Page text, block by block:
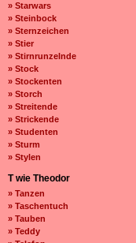
» Starwars
» Steinbock
» Sternzeichen
» Stier
» Stirnrunzelnde
» Stock
» Stockenten
» Storch
» Streitende
» Strickende
» Studenten
» Sturm
» Stylen
T wie Theodor
» Tanzen
» Taschentuch
» Tauben
» Teddy